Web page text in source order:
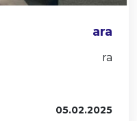
ara
ra
05.02.2025